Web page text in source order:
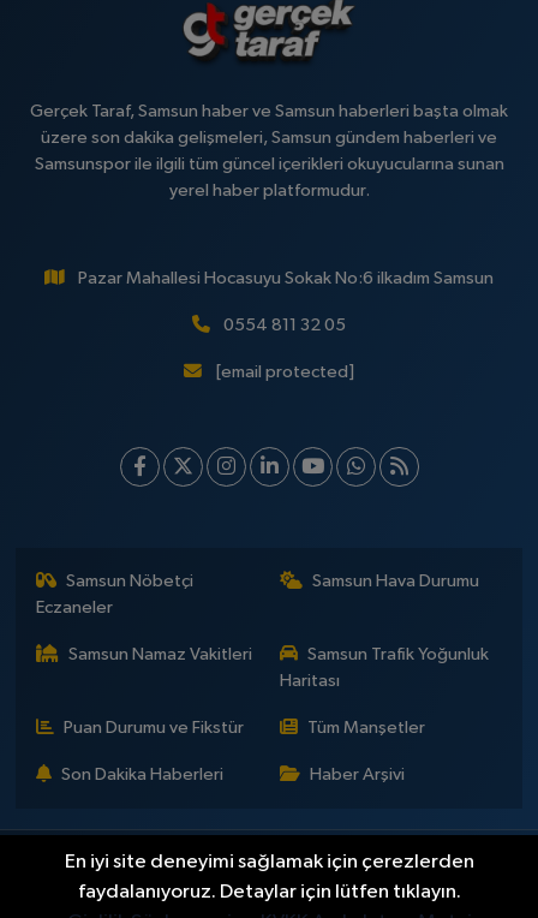
Gerçek Taraf, Samsun haber ve Samsun haberleri başta olmak
üzere son dakika gelişmeleri, Samsun gündem haberleri ve
Samsunspor ile ilgili tüm güncel içerikleri okuyucularına sunan
yerel haber platformudur.
Pazar Mahallesi Hocasuyu Sokak No:6 ilkadım Samsun
0554 811 32 05
[email protected]
Samsun Nöbetçi
Eczaneler
Samsun Hava Durumu
Samsun Namaz Vakitleri
Samsun Trafik Yoğunluk
Haritası
Puan Durumu ve Fikstür Tüm Manşetler
Son Dakika Haberleri Haber Arşivi
İLETİŞİM KÜNYE
Gizlilik Sözleşmesi
Yayın Politikaları ve Kullanım Şartları
Yayın İlkeleri
Hakkımızda
En iyi site deneyimi sağlamak için çerezlerden
faydalanıyoruz. Detaylar için lütfen tıklayın.